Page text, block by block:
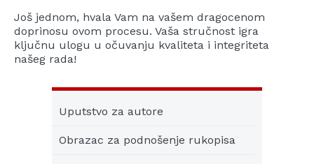
Još jednom, hvala Vam na vašem dragocenom
doprinosu ovom procesu. Vaša stručnost igra
ključnu ulogu u očuvanju kvaliteta i integriteta
našeg rada!
Uputstvo za autore
Obrazac za podnošenje rukopisa